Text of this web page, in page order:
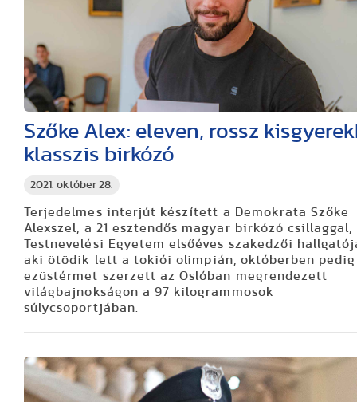
2021. október 28.
Szőke Alex: eleven, rossz
klasszis birkózó
Terjedelmes interjút készített a Demokrata Szőke
Alexszel, a 21 esztendős magyar birkózó csillaggal,
Testnevelési Egyetem elsőéves szakedzői
aki ötödik lett a tokiói olimpián, októberben pedig
ezüstérmet szerzett az Oslóban megrendezett
világbajnokságon a 97 kilogrammosok
súlycsoportjában.